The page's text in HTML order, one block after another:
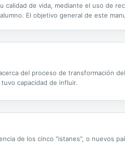
de vida, mediante el uso de
El objetivo general de este
del proceso de transformación
capacidad de influir.
de los cinco "istanes", o nuevos